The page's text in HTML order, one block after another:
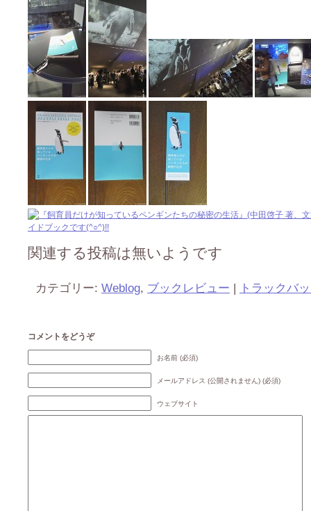
関連する投稿は無いようです
カテゴリー: Weblog, ブックレビュー | トラックバ
コメントをどうぞ
お名前 (必須)
メールアドレス (公開されません) (必須)
ウェブサイト